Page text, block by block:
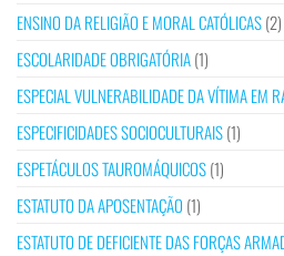
ENSINO DA RELIGIÃO E MORAL CATÓLICAS(2)
ESCOLARIDADE OBRIGATÓRIA(1)
ESPECIAL VULNERABILIDADE DA VÍTIMA EM
ESPECIFICIDADES SOCIOCULTURAIS(1)
ESPETÁCULOS TAUROMÁQUICOS(1)
ESTATUTO DA APOSENTAÇÃO (1)
ESTATUTO DE DEFICIENTE DAS FORÇAS